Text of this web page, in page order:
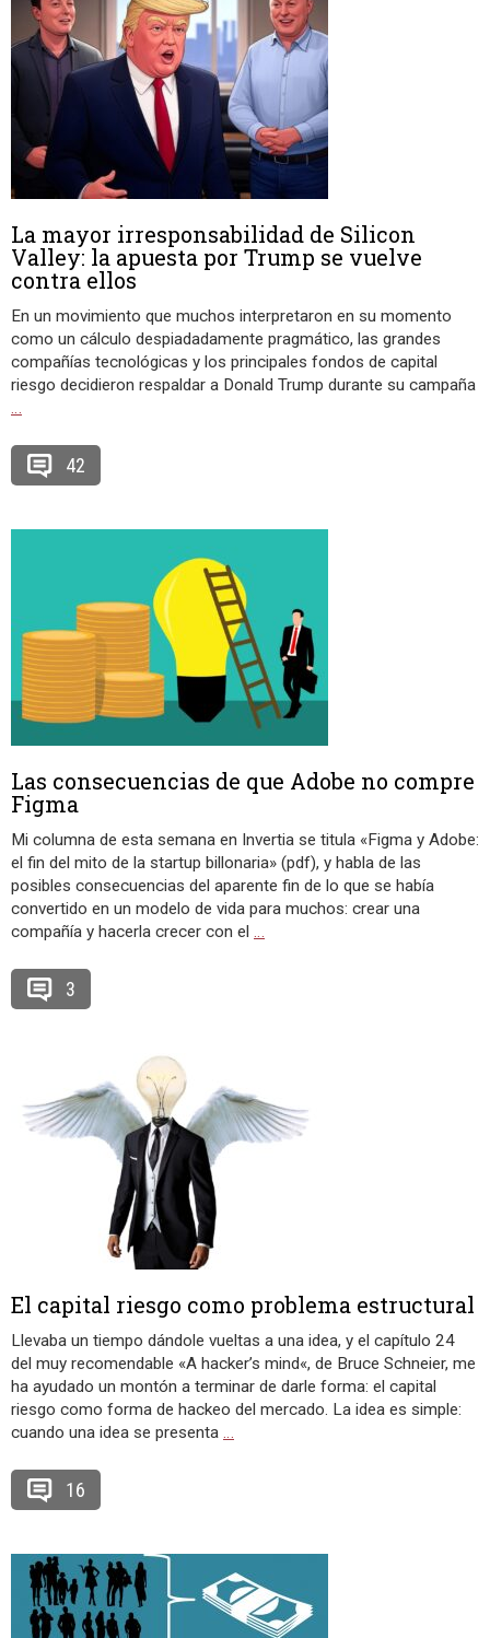
La mayor irresponsabilidad de Silicon
Valley: la apuesta por Trump se vuelve
contra ellos
En un movimiento que muchos interpretaron en su momento
como un cálculo despiadadamente pragmático, las grandes
compañías tecnológicas y los principales fondos de capital
riesgo decidieron respaldar a Donald Trump durante su campaña
…
42
Las consecuencias de que Adobe no compre
Figma
Mi columna de esta semana en Invertia se titula «Figma y Adobe:
el fin del mito de la startup billonaria» (pdf), y habla de las
posibles consecuencias del aparente fin de lo que se había
convertido en un modelo de vida para muchos: crear una
compañía y hacerla crecer con el …
3
El capital riesgo como problema estructural
Llevaba un tiempo dándole vueltas a una idea, y el capítulo 24
del muy recomendable «A hacker’s mind«, de Bruce Schneier, me
ha ayudado un montón a terminar de darle forma: el capital
riesgo como forma de hackeo del mercado. La idea es simple:
cuando una idea se presenta …
16